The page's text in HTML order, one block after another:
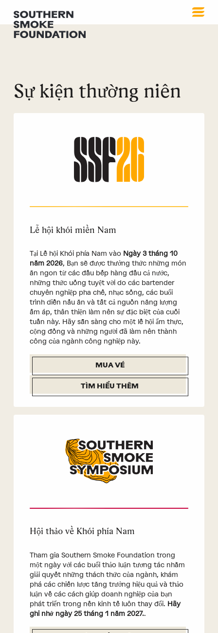
Sự kiện thường niên
Lễ hội khói miền Nam
Tại Lễ hội Khói phía Nam vào Ngày 3 tháng 10
năm 2026, Bạn sẽ được thưởng thức những món
ăn ngon từ các đầu bếp hàng đầu cả nước,
những thức uống tuyệt vời do các bartender
chuyên nghiệp pha chế, nhạc sống, các buổi
trình diễn nấu ăn và tất cả nguồn năng lượng
ấm áp, thân thiện làm nên sự đặc biệt của cuối
tuần này. Hãy sẵn sàng cho một lễ hội ẩm thực,
cộng đồng và những người đã làm nên thành
công của ngành công nghiệp này.
MUA VÉ
TÌM HIỂU THÊM
Hội thảo về Khói phía Nam
Tham gia Southern Smoke Foundation trong
một ngày với các buổi thảo luận tương tác nhằm
giải quyết những thách thức của ngành, khám
phá các chiến lược tăng trưởng hiệu quả và thảo
luận về các cách giúp doanh nghiệp của bạn
phát triển trong nền kinh tế luôn thay đổi. Hãy
ghi nhớ ngày 25 tháng 1 năm 2027..